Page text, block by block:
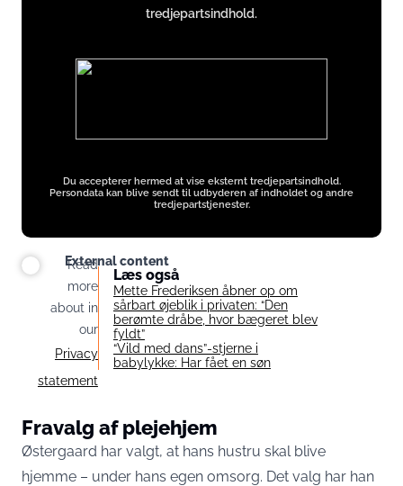
tredjepartsindhold.
Du accepterer hermed at vise eksternt tredjepartsindhold.
Persondata kan blive sendt til udbyderen af indholdet og andre
tredjepartstjenester.
External content
Read
more
about in
our
Privacy
statement
Læs også
Mette Frederiksen åbner op om
sårbart øjeblik i privaten: “Den
berømte dråbe, hvor bægeret blev
fyldt”
“Vild med dans”-stjerne i
babylykke: Har fået en søn
Fravalg af plejehjem
Østergaard har valgt, at hans hustru skal blive
hjemme – under hans egen omsorg. Det valg har han